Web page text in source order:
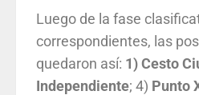
Luego de la fase
correspondientes, las
quedaron así: 1) Cesto
Independiente; 4) Punto